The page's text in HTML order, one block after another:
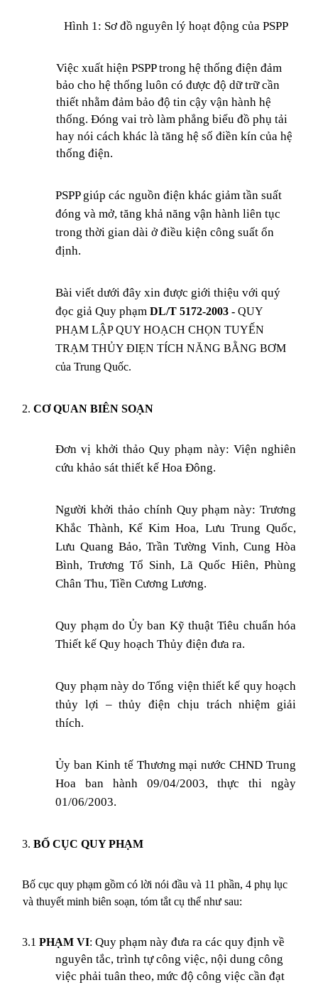
Hình 1: Sơ đồ nguyên lý hoạt động của PSPP
Việc xuất hiện PSPP trong hệ thống điện đảm
bảo cho hệ thống luôn có được độ dữ trữ cần
thiết nhằm đảm bảo độ tin cậy vận hành hệ
thống. Đóng vai trò làm phẳng biểu đồ phụ tải
hay nói cách khác là tăng hệ số điền kín của hệ
thống điện.
PSPP giúp các nguồn điện khác giảm tần suất
đóng và mở, tăng khả năng vận hành liên tục
trong thời gian dài ở điều kiện công suất ổn
định.
Bài viết dưới đây xin được giới thiệu với quý
đọc giả Quy phạmDL/T 5172-2003 -QUY
PHẠM LẬP QUY HOẠCH CHỌN TUYẾN
TRẠM THỦY ĐIẸN TÍCH NĂNG BẰNG BƠM
của Trung Quốc.
2. CƠ QUAN BIÊN SOẠN
Đơn vị khởi thảo Quy phạm này: Viện nghiên
cứu khảo sát thiết kế Hoa Đông.
Người khởi thảo chính Quy phạm này: Trương
Khắc Thành, Kế Kim Hoa, Lưu Trung Quốc,
Lưu Quang Bảo, Trần Tường Vinh, Cung Hòa
Bình, Trương Tổ Sinh, Lã Quốc Hiên, Phùng
Chân Thu, Tiền Cương Lương.
Quy phạm do Ủy ban Kỹ thuật Tiêu chuẩn hóa
Thiết kế Quy hoạch Thủy điện đưa ra.
Quy phạm này do Tổng viện thiết kế quy hoạch
thủy lợi – thủy điện chịu trách nhiệm giải
thích.
Ủy ban Kinh tế Thương mại nước CHND Trung
Hoa ban hành 09/04/2003, thực thi ngày
01/06/2003.
3. BỐ CỤC QUY PHẠM
Bố cục quy phạm gồm có lời nói đầu và 11 phần, 4 phụ lục
và thuyết minh biên soạn, tóm tắt cụ thể như sau:
3.1 PHẠM VI: Quy phạm này đưa ra các quy định về
nguyên tắc, trình tự công việc, nội dung công
việc phải tuân theo, mức độ công việc cần đạt